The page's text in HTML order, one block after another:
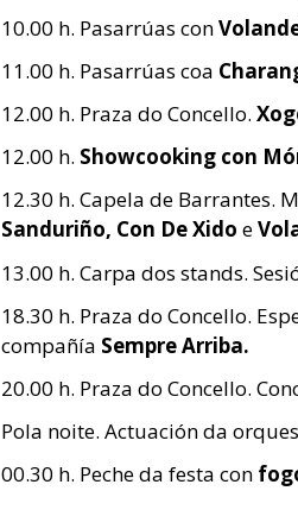
10.00 h. Pasarrúas con
11.00 h. Pasarrúas coa
12.00 h. Praza do Concello.
12.00 h. Showcooking con
12.30 h. Capela de Barrantes.
Sanduriño, Con De Xido e
13.00 h. Carpa dos stands.
18.30 h. Praza do Concello.
compañía Sempre Arriba.
20.00 h. Praza do Concello.
Pola noite. Actuación da
00.30 h. Peche da festa con